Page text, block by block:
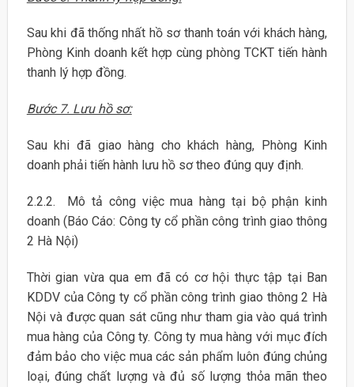
Sau khi đã thống nhất hồ sơ thanh toán với khách hàng,
Phòng Kinh doanh kết hợp cùng phòng TCKT tiến hành
thanh lý hợp đồng.
Bước 7. Lưu hồ sơ:
Sau khi đã giao hàng cho khách hàng, Phòng Kinh
doanh phải tiến hành lưu hồ sơ theo đúng quy định.
2.2.2. Mô tả công việc mua hàng tại bộ phận kinh
doanh (Báo Cáo: Công ty cổ phần công trình giao thông
2 Hà Nội)
Thời gian vừa qua em đã có cơ hội thực tập tại Ban
KDDV của Công ty cổ phần công trình giao thông 2 Hà
Nội và được quan sát cũng như tham gia vào quá trình
mua hàng của Công ty. Công ty mua hàng với mục đích
đảm bảo cho việc mua các sản phẩm luôn đúng chủng
loại, đúng chất lượng và đủ số lượng thỏa mãn theo